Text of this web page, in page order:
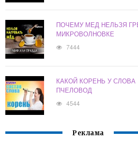
ПОЧЕМУ МЕД НЕЛЬЗЯ
МИКРОВОЛНОВКЕ
7444
КАКОЙ КОРЕНЬ У СЛОВА
ПЧЕЛОВОД
4544
Реклама